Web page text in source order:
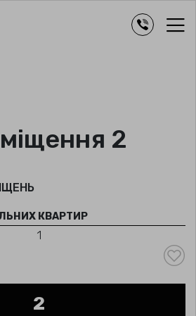
2
КВАРТИР
1
2